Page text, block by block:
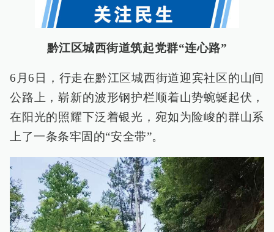
黔江区城西街道筑起党群“连心路”
6月6日，行走在黔江区城西街道迎宾社区的山间
公路上，崭新的波形钢护栏顺着山势蜿蜒起伏，
在阳光的照耀下泛着银光，宛如为险峻的群山系
上了一条条牢固的“安全带”。